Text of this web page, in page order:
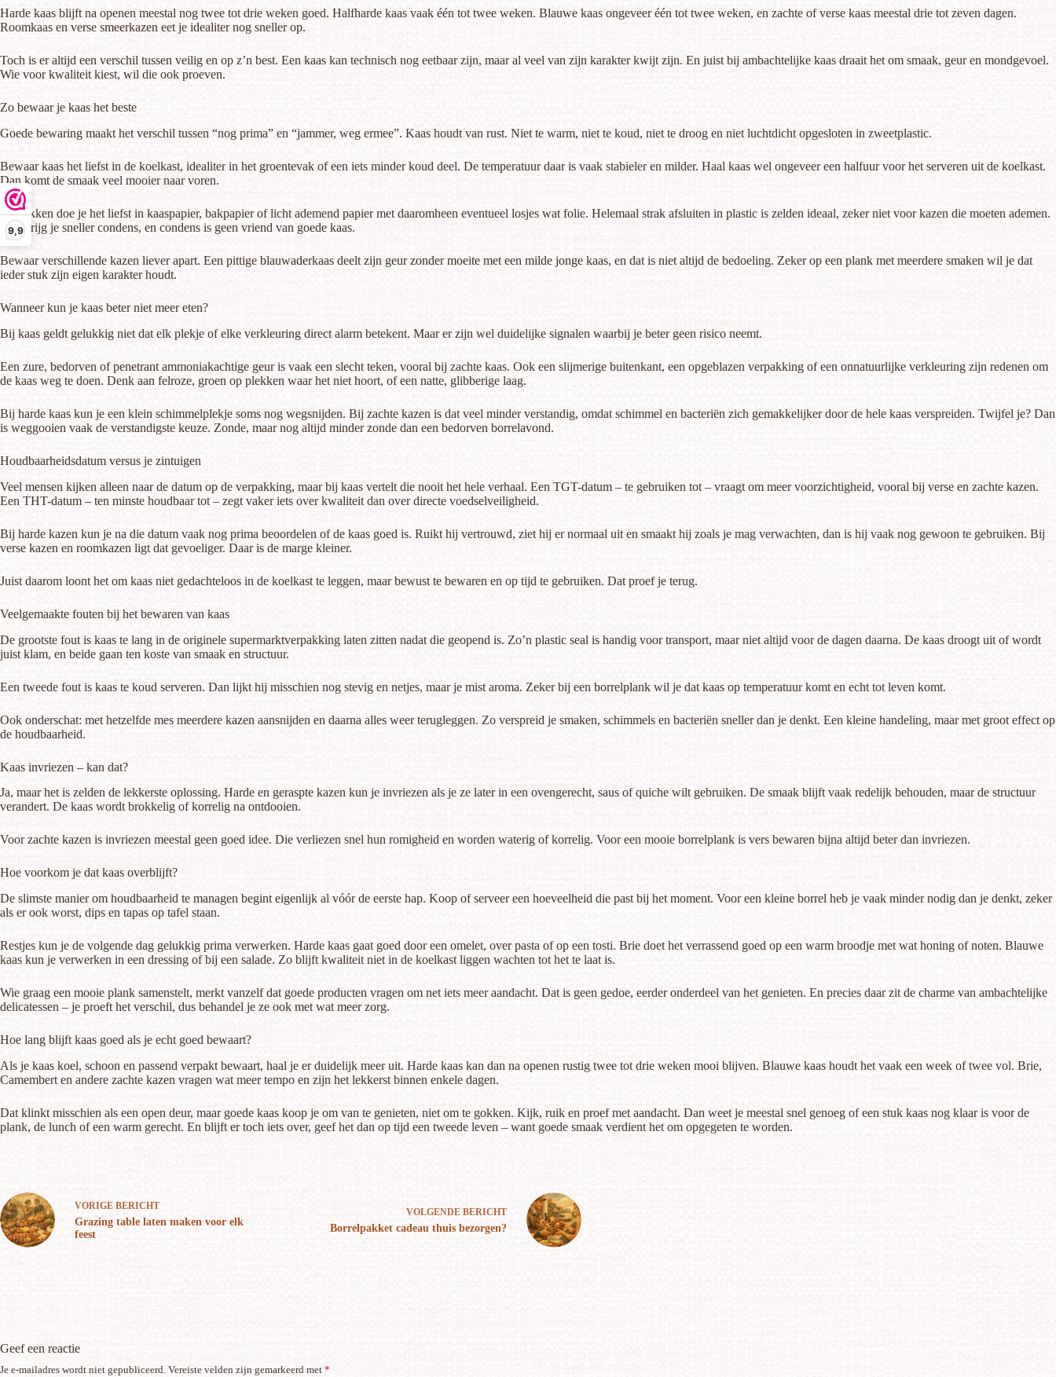
9,9
Harde kaas blijft na openen meestal nog twee tot drie weken goed. Halfharde kaas vaak één tot twee weken. Blauwe kaas ongeveer één tot twee weken, en zachte of verse kaas meestal drie tot zeven dagen.
Roomkaas en verse smeerkazen eet je idealiter nog sneller op.
Toch is er altijd een verschil tussen veilig en op z’n best. Een kaas kan technisch nog eetbaar zijn, maar al veel van zijn karakter kwijt zijn. En juist bij ambachtelijke kaas draait het om smaak, geur en mondgevoel.
Wie voor kwaliteit kiest, wil die ook proeven.
Zo bewaar je kaas het beste
Goede bewaring maakt het verschil tussen “nog prima” en “jammer, weg ermee”. Kaas houdt van rust. Niet te warm, niet te koud, niet te droog en niet luchtdicht opgesloten in zweetplastic.
Bewaar kaas het liefst in de koelkast, idealiter in het groentevak of een iets minder koud deel. De temperatuur daar is vaak stabieler en milder. Haal kaas wel ongeveer een halfuur voor het serveren uit de koelkast.
Dan komt de smaak veel mooier naar voren.
Verpakken doe je het liefst in kaaspapier, bakpapier of licht ademend papier met daaromheen eventueel losjes wat folie. Helemaal strak afsluiten in plastic is zelden ideaal, zeker niet voor kazen die moeten ademen.
Dan krijg je sneller condens, en condens is geen vriend van goede kaas.
Bewaar verschillende kazen liever apart. Een pittige blauwaderkaas deelt zijn geur zonder moeite met een milde jonge kaas, en dat is niet altijd de bedoeling. Zeker op een plank met meerdere smaken wil je dat
ieder stuk zijn eigen karakter houdt.
Wanneer kun je kaas beter niet meer eten?
Bij kaas geldt gelukkig niet dat elk plekje of elke verkleuring direct alarm betekent. Maar er zijn wel duidelijke signalen waarbij je beter geen risico neemt.
Een zure, bedorven of penetrant ammoniakachtige geur is vaak een slecht teken, vooral bij zachte kaas. Ook een slijmerige buitenkant, een opgeblazen verpakking of een onnatuurlijke verkleuring zijn redenen om
de kaas weg te doen. Denk aan felroze, groen op plekken waar het niet hoort, of een natte, glibberige laag.
Bij harde kaas kun je een klein schimmelplekje soms nog wegsnijden. Bij zachte kazen is dat veel minder verstandig, omdat schimmel en bacteriën zich gemakkelijker door de hele kaas verspreiden. Twijfel je? Dan
is weggooien vaak de verstandigste keuze. Zonde, maar nog altijd minder zonde dan een bedorven borrelavond.
Houdbaarheidsdatum versus je zintuigen
Veel mensen kijken alleen naar de datum op de verpakking, maar bij kaas vertelt die nooit het hele verhaal. Een TGT-datum – te gebruiken tot – vraagt om meer voorzichtigheid, vooral bij verse en zachte kazen.
Een THT-datum – ten minste houdbaar tot – zegt vaker iets over kwaliteit dan over directe voedselveiligheid.
Bij harde kazen kun je na die datum vaak nog prima beoordelen of de kaas goed is. Ruikt hij vertrouwd, ziet hij er normaal uit en smaakt hij zoals je mag verwachten, dan is hij vaak nog gewoon te gebruiken. Bij
verse kazen en roomkazen ligt dat gevoeliger. Daar is de marge kleiner.
Juist daarom loont het om kaas niet gedachteloos in de koelkast te leggen, maar bewust te bewaren en op tijd te gebruiken. Dat proef je terug.
Veelgemaakte fouten bij het bewaren van kaas
De grootste fout is kaas te lang in de originele supermarktverpakking laten zitten nadat die geopend is. Zo’n plastic seal is handig voor transport, maar niet altijd voor de dagen daarna. De kaas droogt uit of wordt
juist klam, en beide gaan ten koste van smaak en structuur.
Een tweede fout is kaas te koud serveren. Dan lijkt hij misschien nog stevig en netjes, maar je mist aroma. Zeker bij een borrelplank wil je dat kaas op temperatuur komt en echt tot leven komt.
Ook onderschat: met hetzelfde mes meerdere kazen aansnijden en daarna alles weer terugleggen. Zo verspreid je smaken, schimmels en bacteriën sneller dan je denkt. Een kleine handeling, maar met groot effect op
de houdbaarheid.
Kaas invriezen – kan dat?
Ja, maar het is zelden de lekkerste oplossing. Harde en geraspte kazen kun je invriezen als je ze later in een ovengerecht, saus of quiche wilt gebruiken. De smaak blijft vaak redelijk behouden, maar de structuur
verandert. De kaas wordt brokkelig of korrelig na ontdooien.
Voor zachte kazen is invriezen meestal geen goed idee. Die verliezen snel hun romigheid en worden waterig of korrelig. Voor een mooie borrelplank is vers bewaren bijna altijd beter dan invriezen.
Hoe voorkom je dat kaas overblijft?
De slimste manier om houdbaarheid te managen begint eigenlijk al vóór de eerste hap. Koop of serveer een hoeveelheid die past bij het moment. Voor een kleine borrel heb je vaak minder nodig dan je denkt, zeker
als er ook worst, dips en tapas op tafel staan.
Restjes kun je de volgende dag gelukkig prima verwerken. Harde kaas gaat goed door een omelet, over pasta of op een tosti. Brie doet het verrassend goed op een warm broodje met wat honing of noten. Blauwe
kaas kun je verwerken in een dressing of bij een salade. Zo blijft kwaliteit niet in de koelkast liggen wachten tot het te laat is.
Wie graag een mooie plank samenstelt, merkt vanzelf dat goede producten vragen om net iets meer aandacht. Dat is geen gedoe, eerder onderdeel van het genieten. En precies daar zit de charme van ambachtelijke
delicatessen – je proeft het verschil, dus behandel je ze ook met wat meer zorg.
Hoe lang blijft kaas goed als je echt goed bewaart?
Als je kaas koel, schoon en passend verpakt bewaart, haal je er duidelijk meer uit. Harde kaas kan dan na openen rustig twee tot drie weken mooi blijven. Blauwe kaas houdt het vaak een week of twee vol. Brie,
Camembert en andere zachte kazen vragen wat meer tempo en zijn het lekkerst binnen enkele dagen.
Dat klinkt misschien als een open deur, maar goede kaas koop je om van te genieten, niet om te gokken. Kijk, ruik en proef met aandacht. Dan weet je meestal snel genoeg of een stuk kaas nog klaar is voor de
plank, de lunch of een warm gerecht. En blijft er toch iets over, geef het dan op tijd een tweede leven – want goede smaak verdient het om opgegeten te worden.
VORIGE BERICHT
Grazing table laten maken voor elk
feest
VOLGENDE BERICHT
Borrelpakket cadeau thuis bezorgen?
Geef een reactie
Je e-mailadres wordt niet gepubliceerd. Vereiste velden zijn gemarkeerd met *